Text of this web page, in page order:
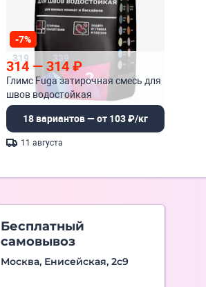
-7%
319
314 — 339
314₽
Глимс Fuga затирочная смесь для
швов водостойкая
18 вариантов — от 103 ₽/кг
11 августа
Бесплатный
самовывоз
Москва, Енисейская, 2с9